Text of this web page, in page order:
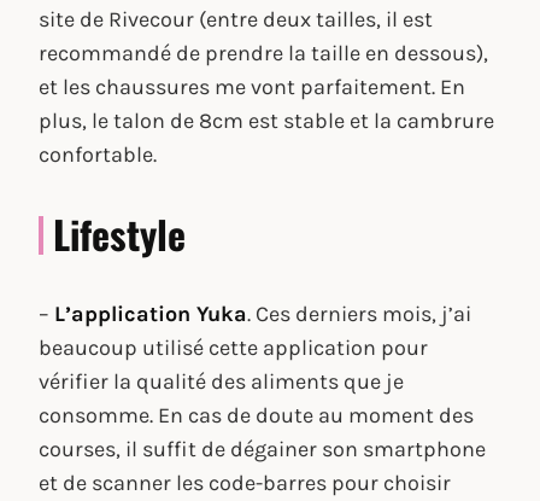
site de Rivecour (entre deux tailles, il est
recommandé de prendre la taille en dessous),
et les chaussures me vont parfaitement. En
plus, le talon de 8cm est stable et la cambrure
confortable.
Lifestyle
– L’application Yuka. Ces derniers mois, j’ai
beaucoup utilisé cette application pour
vérifier la qualité des aliments que je
consomme. En cas de doute au moment des
courses, il suffit de dégainer son smartphone
et de scanner les code-barres pour choisir